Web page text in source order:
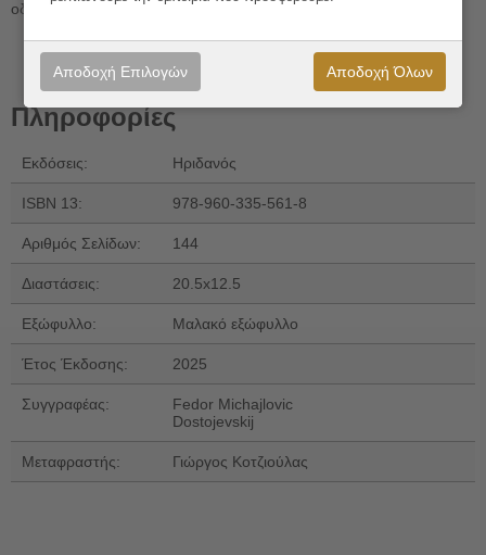
οδηγούν σε ξεκαρδιστικές καταστάσεις.
Πληροφορίες
Εκδόσεις: Ηριδανός
ISBN 13: 978-960-335-561-8
Αριθμός Σελίδων: 144
Διαστάσεις: 20.5x12.5
Εξώφυλλο: Μαλακό εξώφυλλο
Έτος Έκδοσης: 2025
Συγγραφέας:
Fedor Michajlovic
Dostojevskij
Μεταφραστής: Γιώργος Κοτζιούλας
Αποδοχή Επιλογών Αποδοχή Όλων